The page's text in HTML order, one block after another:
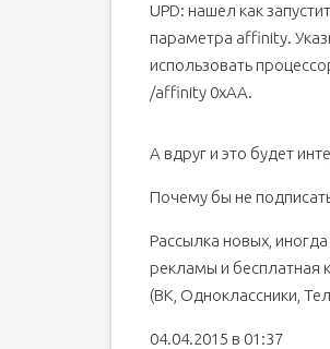
UPD: нашел как
параметра affinity.
использовать
/affinity 0xAA.
А вдруг и это будет
Почему бы не
Рассылка новых,
рекламы и бесплатная
(ВК, Одноклассники,
04.04.2015 в 01:37